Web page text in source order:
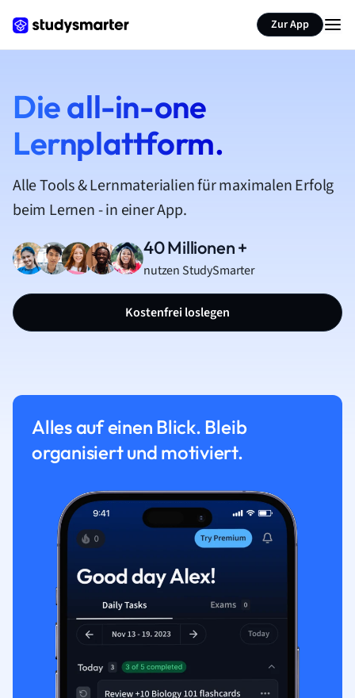
Zur App
Die all-in-one
Lernplattform.
Alle Tools & Lernmaterialien für maximalen Erfolg
beim Lernen - in einer App.
40 Millionen +
nutzen StudySmarter
Kostenfrei loslegen
Alles auf einen Blick. Bleib
organisiert und motiviert.